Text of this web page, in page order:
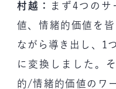
村越：
まず4つのサ
値、情緒的価値を
ながら導き出し、1
に変換しました。
的/情緒的価値のワ